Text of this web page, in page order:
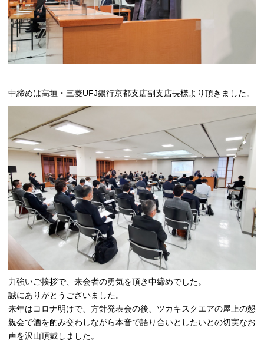
中締めは高垣・三菱UFJ銀行京都支店副支店長様より頂きました。
力強いご挨拶で、来会者の勇気を頂き中締めでした。
誠にありがとうございました。
来年はコロナ明けで、方針発表会の後、ツカキスクエアの屋上の懇
親会で酒を酌み交わしながら本音で語り合いとしたいとの切実なお
声を沢山頂戴しました。